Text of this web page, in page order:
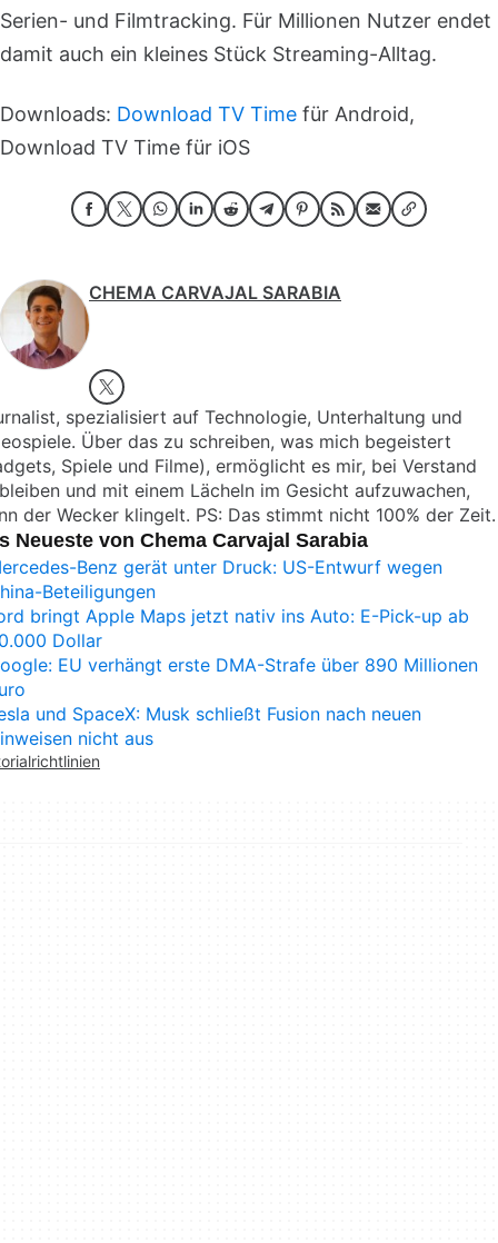
Serien- und Filmtracking. Für Millionen Nutzer endet
damit auch ein kleines Stück Streaming-Alltag.
Downloads: Download TV Time für Android,
Download TV Time für iOS
CHEMA CARVAJAL SARABIA
spezialisiert auf Technologie, Unterhaltung und
Über das zu schreiben, was mich begeistert
Spiele und Filme), ermöglicht es mir, bei Verstand
und mit einem Lächeln im Gesicht aufzuwachen,
der Wecker klingelt. PS: Das stimmt nicht 100% der Zeit.
Neueste von Chema Carvajal Sarabia
Benz gerät unter Druck: US-Entwurf wegen
Beteiligungen
bringt Apple Maps jetzt nativ ins Auto: E-Pick-up ab
Dollar
EU verhängt erste DMA-Strafe über 890 Millionen
und SpaceX: Musk schließt Fusion nach neuen
nicht aus